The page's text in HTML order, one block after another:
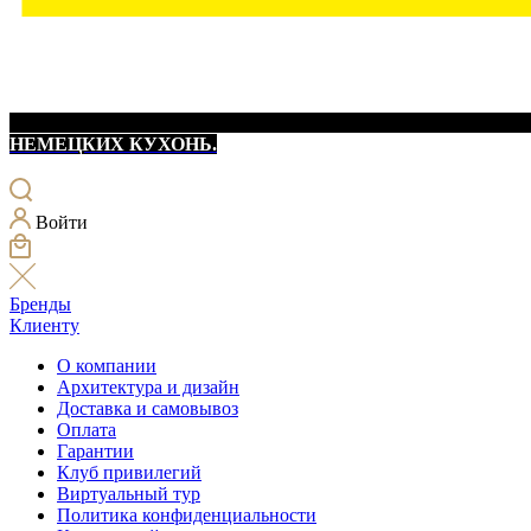
НЕМЕЦКИХ КУХОНЬ.
Войти
Бренды
Клиенту
О компании
Архитектура и дизайн
Доставка и самовывоз
Оплата
Гарантии
Клуб привилегий
Виртуальный тур
Политика конфиденциальности